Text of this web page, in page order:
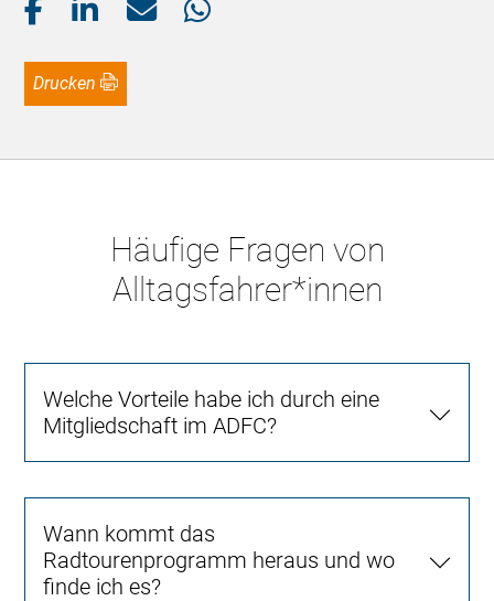
Drucken
Häufige Fragen von
Alltagsfahrer*innen
Welche Vorteile habe ich durch eine
Mitgliedschaft im ADFC?
Wann kommt das
Radtourenprogramm heraus und wo
finde ich es?